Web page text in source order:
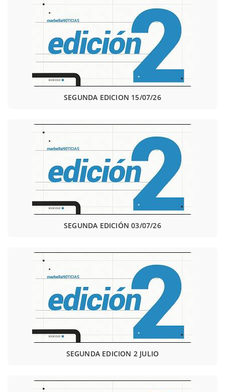
SEGUNDA EDICION 15/07/26
SEGUNDA EDICIÓN 03/07/26
SEGUNDA EDICION 2 JULIO